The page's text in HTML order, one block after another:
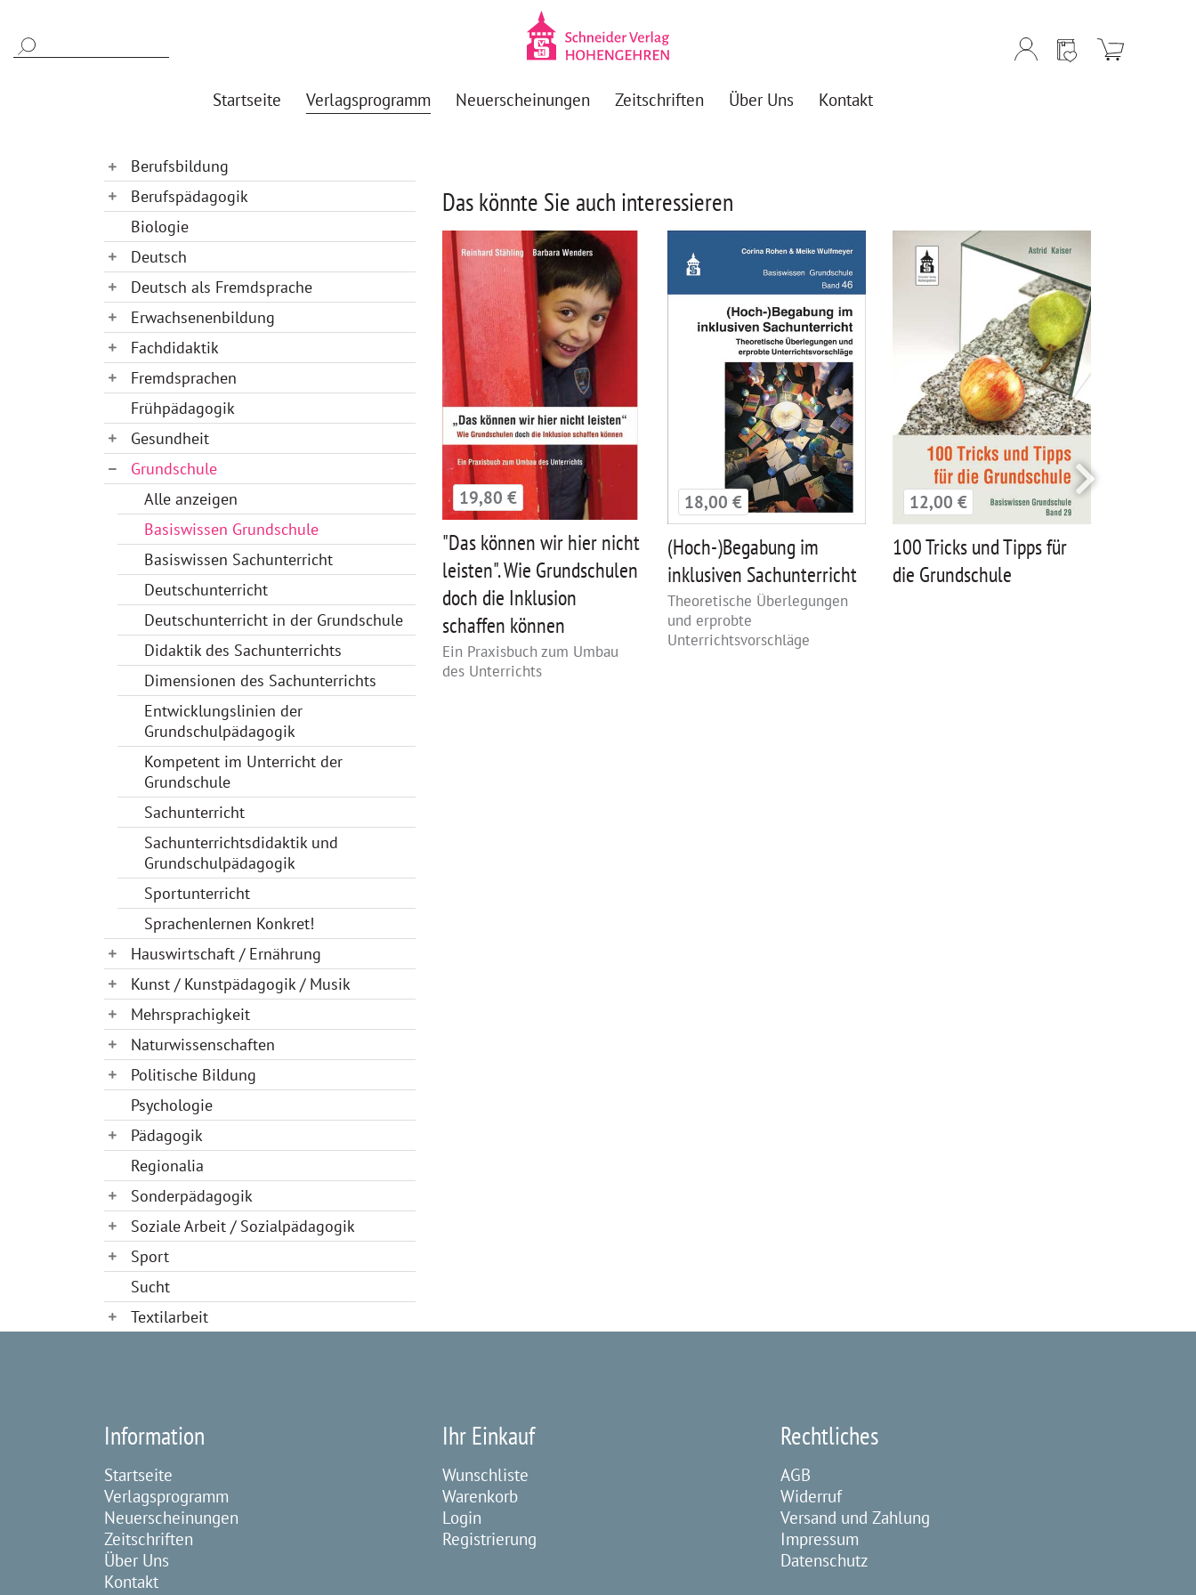
Startseite Verlagsprogramm Neuerscheinungen Zeitschriften Über Uns Kontakt
Das könnte Sie auch interessieren
19,80 €
"Das können wir hier nicht
leisten". Wie Grundschulen
doch die Inklusion
schaffen können
Ein Praxisbuch zum Umbau
des Unterrichts
18,00 €
(Hoch-)Begabung im
inklusiven Sachunterricht
Theoretische Überlegungen
und erprobte
Unterrichtsvorschläge
12,00 €
100 Tricks und Tipps für
die Grundschule
Berufsbildung
Berufspädagogik
Biologie
Deutsch
Deutsch als Fremdsprache
Erwachsenenbildung
Fachdidaktik
Fremdsprachen
Frühpädagogik
Gesundheit
Grundschule
Alle anzeigen
Basiswissen Grundschule
Basiswissen Sachunterricht
Deutschunterricht
Deutschunterricht in der Grundschule
Didaktik des Sachunterrichts
Dimensionen des Sachunterrichts
Entwicklungslinien der
Grundschulpädagogik
Kompetent im Unterricht der
Grundschule
Sachunterricht
Sachunterrichtsdidaktik und
Grundschulpädagogik
Sportunterricht
Sprachenlernen Konkret!
Hauswirtschaft / Ernährung
Kunst / Kunstpädagogik / Musik
Mehrsprachigkeit
Naturwissenschaften
Politische Bildung
Psychologie
Pädagogik
Regionalia
Sonderpädagogik
Soziale Arbeit / Sozialpädagogik
Sport
Sucht
Textilarbeit
Information
Startseite
Verlagsprogramm
Neuerscheinungen
Zeitschriften
Über Uns
Kontakt
Ihr Einkauf
Wunschliste
Warenkorb
Login
Registrierung
Rechtliches
AGB
Widerruf
Versand und Zahlung
Impressum
Datenschutz